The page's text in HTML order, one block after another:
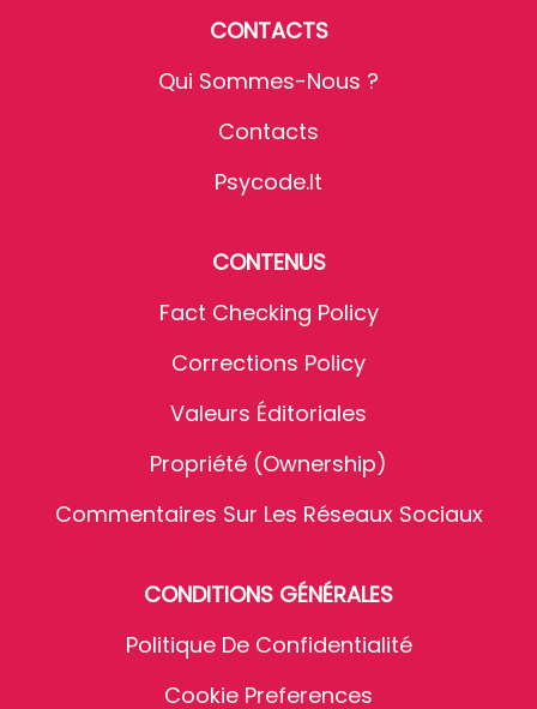
CONTACTS
Qui Sommes-Nous ?
Contacts
Psycode.it
CONTENUS
Fact Checking Policy
Corrections Policy
Valeurs Éditoriales
Propriété (Ownership)
Commentaires Sur Les Réseaux Sociaux
CONDITIONS GÉNÉRALES
Politique De Confidentialité
Cookie Preferences